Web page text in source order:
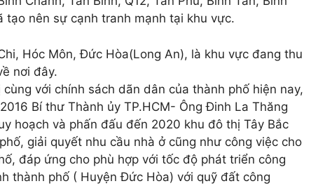
nên sự cạnh tranh mạnh tại khu vực.
Hóc Môn, Đức Hòa(Long An), là khu vực đang thu
nơi đây.
với chính sách dãn dân của thành phố hiện nay,
Bí thư Thành ủy TP.HCM- Ông Đinh La Thăng
hoạch và phấn đấu đến 2020 khu đô thị Tây Bắc
giải quyết nhu cầu nhà ở cũng như công việc cho
đáp ứng cho phù hợp với tốc độ phát triển công
thành phố ( Huyện Đức Hòa) với quỹ đất công